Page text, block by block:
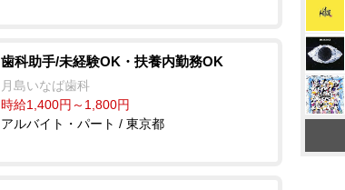
歯科助手/未経験OK・扶養内勤務OK
月島いなば歯科
時給1,400円～1,800円
アルバイト・パート / 東京都